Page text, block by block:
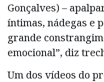
Gonçalves) –
íntimas, nádegas e
grande
emocional”, diz
Um dos vídeos do